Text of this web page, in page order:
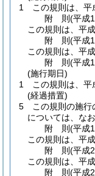
1
この規則は、平
附 則(平成
この規則は、平
附 則(平成
この規則は、平
附 則(平成
(施行期日)
1
この規則は、平
(経過措置)
5
この規則の施
については、な
附 則(平成
この規則は、平
附 則(平成
この規則は、平
附 則(平成